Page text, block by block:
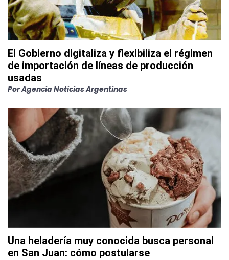
El Gobierno digitaliza y flexibiliza el régimen
de importación de líneas de producción
usadas
PorAgencia Noticias Argentinas
Una heladería muy conocida busca personal
en San Juan: cómo postularse